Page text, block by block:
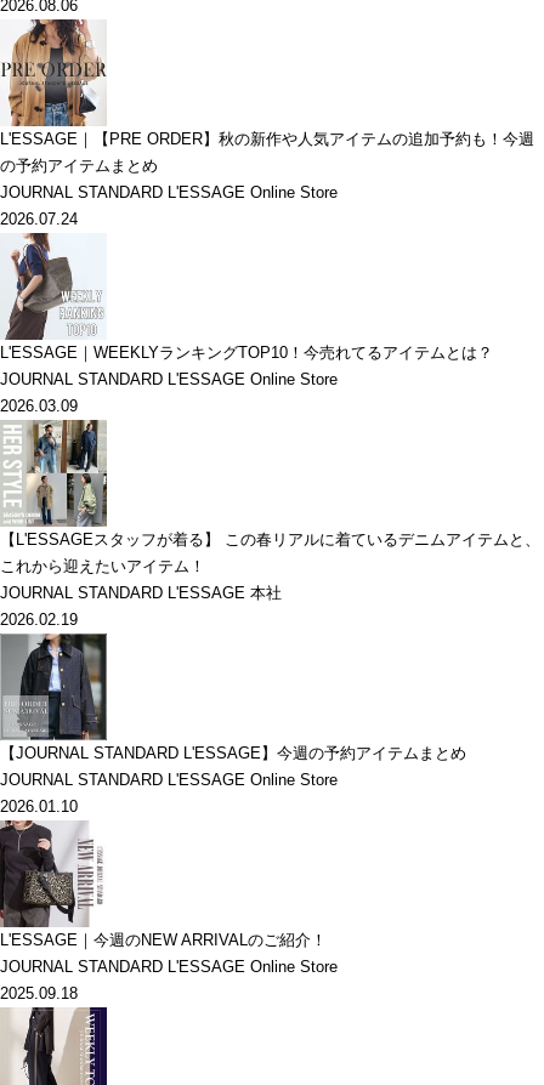
2026.08.06
L'ESSAGE｜【PRE ORDER】秋の新作や人気アイテムの追加予約も！今週
の予約アイテムまとめ
JOURNAL STANDARD L'ESSAGE Online Store
2026.07.24
L'ESSAGE｜WEEKLYランキングTOP10！今売れてるアイテムとは？
JOURNAL STANDARD L'ESSAGE Online Store
2026.03.09
【L'ESSAGEスタッフが着る】 この春リアルに着ているデニムアイテムと、
これから迎えたいアイテム！
JOURNAL STANDARD L'ESSAGE 本社
2026.02.19
【JOURNAL STANDARD L'ESSAGE】今週の予約アイテムまとめ
JOURNAL STANDARD L'ESSAGE Online Store
2026.01.10
L'ESSAGE｜今週のNEW ARRIVALのご紹介！
JOURNAL STANDARD L'ESSAGE Online Store
2025.09.18